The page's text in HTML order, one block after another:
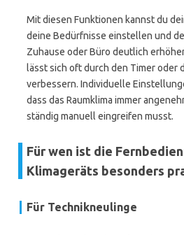
Mit diesen Funktionen kannst du
deine Bedürfnisse einstellen und
Zuhause oder Büro deutlich
lässt sich oft durch den Timer oder
verbessern. Individuelle
dass das Raumklima immer
ständig manuell eingreifen musst.
Für wen ist die
Klimageräts besonders
Für Technikneulinge